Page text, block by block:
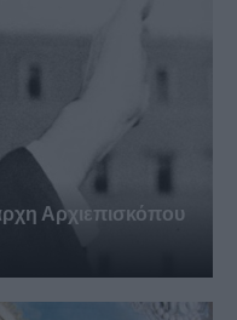
Αρχιεπισκόπου